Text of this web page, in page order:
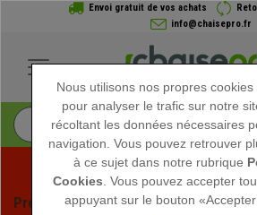
Envoi gratuit de vos achats
info@chaisepro.fr
Profitez des soldes d'été chez
Nous utilisons nos propres
pour analyser le trafic sur notre
récoltant les données nécessaires
navigation. Vous pouvez retrouver
à ce sujet dans notre rubrique
Cookies . Vous pouvez accepter
appuyant sur le bouton